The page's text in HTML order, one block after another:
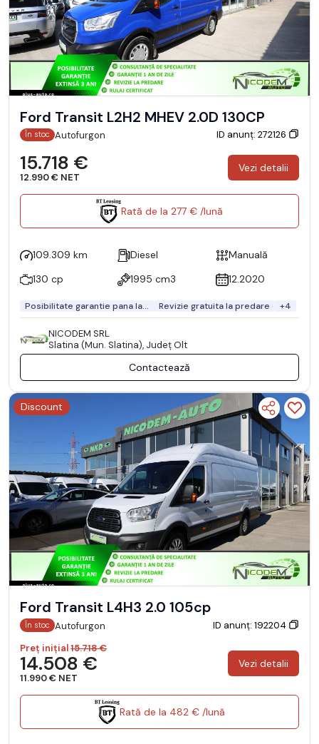
Ford Transit L2H2 MHEV 2.0D 130CP
În stoc Autofurgon ID anunț: 272126
15.718 €
12.990 € NET
Vezi detalii
Rată de la 277 € /lună
109.309 km Diesel
Manuală
130 cp
1995 cm3 12.2020
Posibilitate garantie pana la... Revizie gratuita la predare +4
NICODEM SRL
Slatina (Mun. Slatina), Județ Olt
Contactează
Discount
Ford Transit L4H3 2.0 105cp
În stoc Autofurgon
ID anunț: 192204
Preț inițial15.718 €
14.508 €
11.990 € NET
Vezi detalii
Rată de la 482 € /lună